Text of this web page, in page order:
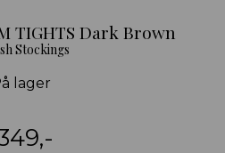
TIGHTS Dark Brown
Stockings
lager